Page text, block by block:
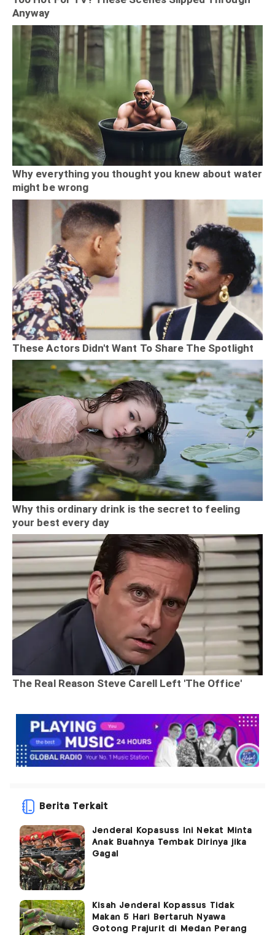
Berita Terkait
Jenderal Kopasuss Ini Nekat Minta
Anak Buahnya Tembak Dirinya jika
Gagal
Kisah Jenderal Kopassus Tidak
Makan 5 Hari Bertaruh Nyawa
Gotong Prajurit di Medan Perang